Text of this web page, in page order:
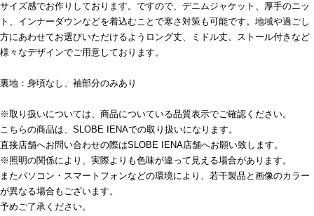
サイズ感でお作りしております。ですので、デニムジャケット、厚手のニッ
ト、インナーダウンなどを着込むことで寒さ対策も可能です。地域や過ごし
方にあわせてお選びいただけるようロング丈、ミドル丈、ストール付きなど
様々なデザインでご用意しております。
裏地：身頃なし、袖部分のみあり
※取り扱いについては、商品についている品質表示でご確認ください。
こちらの商品は、SLOBE IENAでの取り扱いになります。
直接店舗へお問い合わせの際はSLOBE IENA店舗へお願い致します。
※照明の関係により、実際よりも色味が違って見える場合があります。
またパソコン・スマートフォンなどの環境により、若干製品と画像のカラー
が異なる場合もございます。
予めご了承ください。